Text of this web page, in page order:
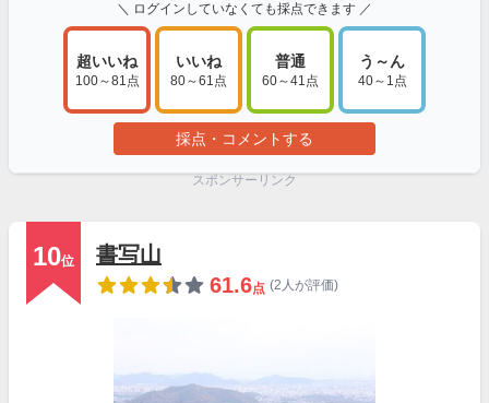
＼ ログインしていなくても採点できます ／
超いいね
100～81点
いいね
80～61点
普通
60～41点
う～ん
40～1点
採点・コメントする
スポンサーリンク
10位
書写山
61.6点 (2人が評価)